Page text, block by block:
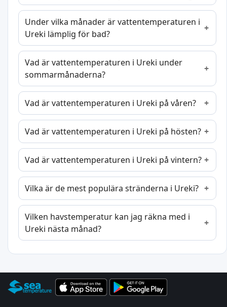
Under vilka månader är vattentemperaturen i
Ureki lämplig för bad?
Vad är vattentemperaturen i Ureki under
sommarmånaderna?
Vad är vattentemperaturen i Ureki på våren?
Vad är vattentemperaturen i Ureki på hösten?
Vad är vattentemperaturen i Ureki på vintern?
Vilka är de mest populära stränderna i Ureki?
Vilken havstemperatur kan jag räkna med i
Ureki nästa månad?